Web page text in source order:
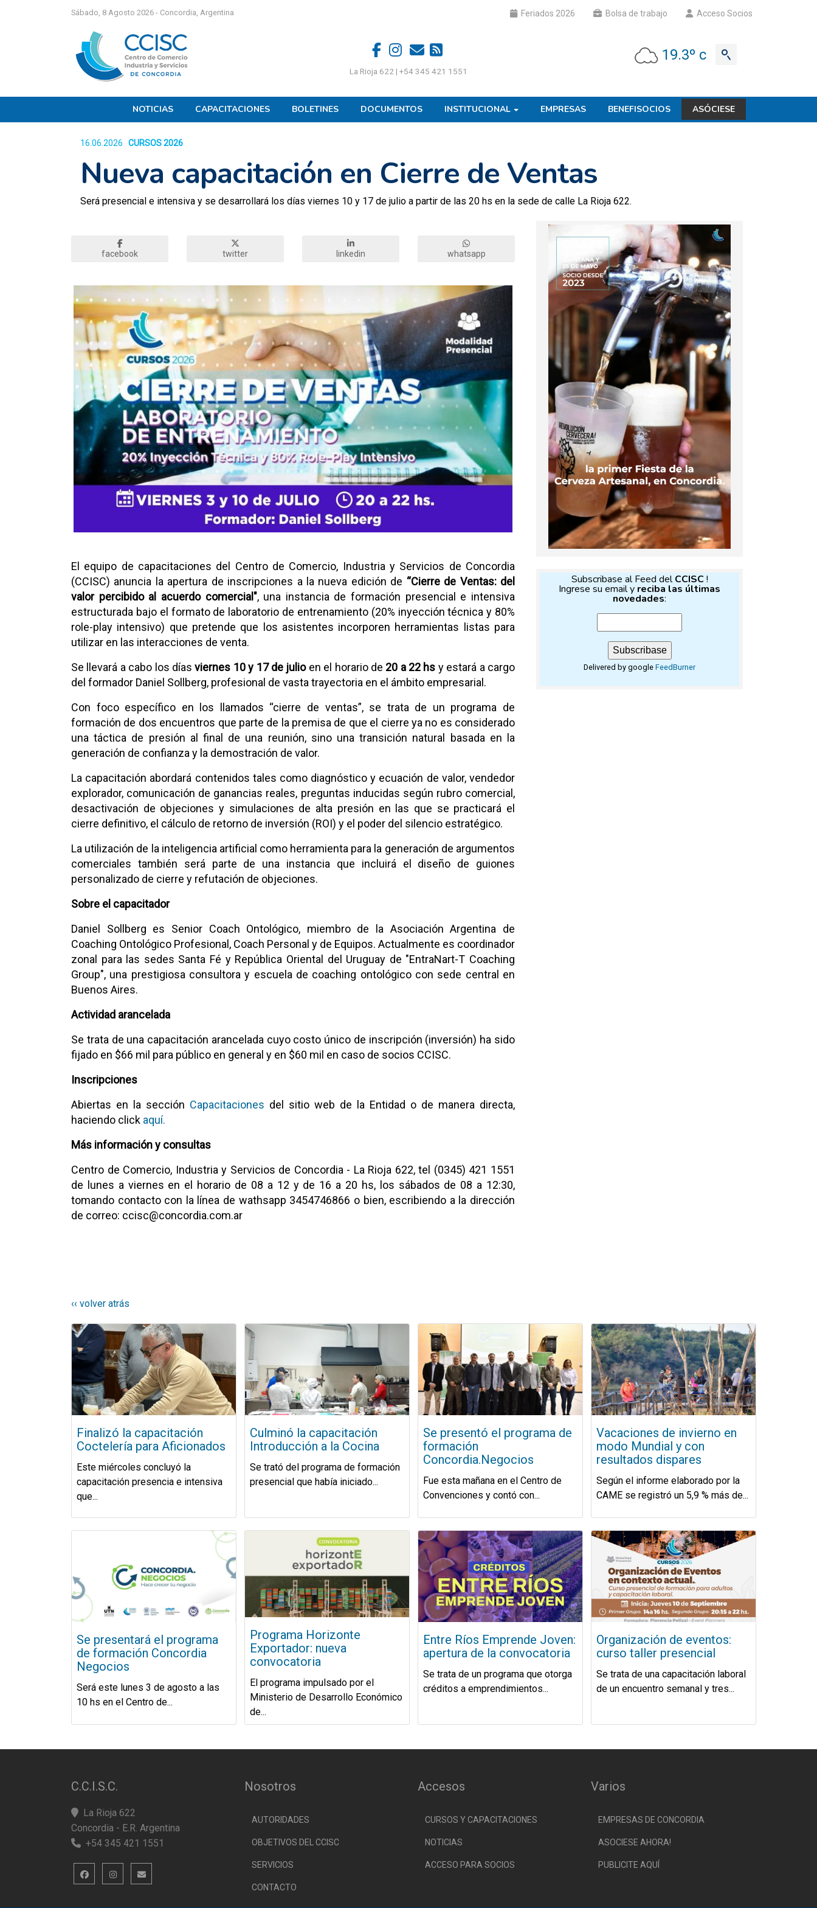
Sábado, 8 Agosto 2026 - Concordia, Argentina Acceso Socios
Bolsa de trabajo
Feriados 2026
La Rioja 622 | +54 345 421 1551
19.3º c
NOTICIAS CAPACITACIONES BOLETINES DOCUMENTOS INSTITUCIONAL EMPRESAS BENEFISOCIOS ASÓCIESE
16.06.2026 CURSOS 2026
Nueva capacitación en Cierre de Ventas
Será presencial e intensiva y se desarrollará los días viernes 10 y 17 de julio a partir de las 20 hs en la sede de calle La Rioja 622.
facebook twitter linkedin whatsapp
El equipo de capacitaciones del Centro de Comercio, Industria y Servicios de Concordia
(CCISC) anuncia la apertura de inscripciones a la nueva edición de “Cierre de Ventas: del
valor percibido al acuerdo comercial", una instancia de formación presencial e intensiva
estructurada bajo el formato de laboratorio de entrenamiento (20% inyección técnica y 80%
role-play intensivo) que pretende que los asistentes incorporen herramientas listas para
utilizar en las interacciones de venta.
Se llevará a cabo los días viernes 10 y 17 de julioen el horario de 20 a 22 hs y estará a cargo
del formador Daniel Sollberg, profesional de vasta trayectoria en el ámbito empresarial.
Con foco específico en los llamados “cierre de ventas”, se trata de un programa de
formación de dos encuentros que parte de la premisa de que el cierre ya no es considerado
una táctica de presión al final de una reunión, sino una transición natural basada en la
generación de confianza y la demostración de valor.
La capacitación abordará contenidos tales como diagnóstico y ecuación de valor, vendedor
explorador, comunicación de ganancias reales, preguntas inducidas según rubro comercial,
desactivación de objeciones y simulaciones de alta presión en las que se practicará el
cierre definitivo, el cálculo de retorno de inversión (ROI) y el poder del silencio estratégico.
La utilización de la inteligencia artificial como herramienta para la generación de argumentos
comerciales también será parte de una instancia que incluirá el diseño de guiones
personalizado de cierre y refutación de objeciones.
Sobre el capacitador
Daniel Sollberg es Senior Coach Ontológico, miembro de la Asociación Argentina de
Coaching Ontológico Profesional, Coach Personal y de Equipos. Actualmente es coordinador
zonal para las sedes Santa Fé y República Oriental del Uruguay de "EntraNart-T Coaching
Group", una prestigiosa consultora y escuela de coaching ontológico con sede central en
Buenos Aires.
Actividad arancelada
Se trata de una capacitación arancelada cuyo costo único de inscripción (inversión) ha sido
fijado en $66 mil para público en general y en $60 mil en caso de socios CCISC.
Inscripciones
Abiertas en la sección Capacitaciones del sitio web de la Entidad o de manera directa,
haciendo click aquí.
Más información y consultas
Centro de Comercio, Industria y Servicios de Concordia - La Rioja 622, tel (0345) 421 1551
de lunes a viernes en el horario de 08 a 12 y de 16 a 20 hs, los sábados de 08 a 12:30,
tomando contacto con la línea de wathsapp 3454746866 o bien, escribiendo a la dirección
de correo: ccisc@concordia.com.ar
‹‹ volver atrás
Subscribase al Feed delCCISC!
Ingrese su email y reciba las últimas
novedades:
Delivered by google FeedBurner
Finalizó la capacitación
Coctelería para Aficionados
Este miércoles concluyó la
capacitación presencia e intensiva
que...
Culminó la capacitación
Introducción a la Cocina
Se trató del programa de formación
presencial que había iniciado...
Se presentó el programa de
formación
Concordia.Negocios
Fue esta mañana en el Centro de
Convenciones y contó con...
Vacaciones de invierno en
modo Mundial y con
resultados dispares
Según el informe elaborado por la
CAME se registró un 5,9 % más de...
Se presentará el programa
de formación Concordia
Negocios
Será este lunes 3 de agosto a las
10 hs en el Centro de...
Programa Horizonte
Exportador: nueva
convocatoria
El programa impulsado por el
Ministerio de Desarrollo Económico
de...
Entre Ríos Emprende Joven:
apertura de la convocatoria
Se trata de un programa que otorga
créditos a emprendimientos...
Organización de eventos:
curso taller presencial
Se trata de una capacitación laboral
de un encuentro semanal y tres...
C.C.I.S.C.
La Rioja 622
Concordia - E.R. Argentina
+54 345 421 1551
Nosotros
AUTORIDADES
OBJETIVOS DEL CCISC
SERVICIOS
CONTACTO
Accesos
CURSOS Y CAPACITACIONES
NOTICIAS
ACCESO PARA SOCIOS
Varios
EMPRESAS DE CONCORDIA
ASOCIESE AHORA!
PUBLICITE AQUÍ